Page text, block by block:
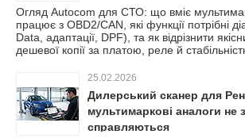
Огляд Autocom для СТО: що вміє
працює з OBD2/CAN, які функції потрібні
Data, адаптації, DPF), та як відрізнити
дешевої копії за платою, реле й
25.02.2026
Дилерський сканер для
мультимаркові аналоги не
справляються